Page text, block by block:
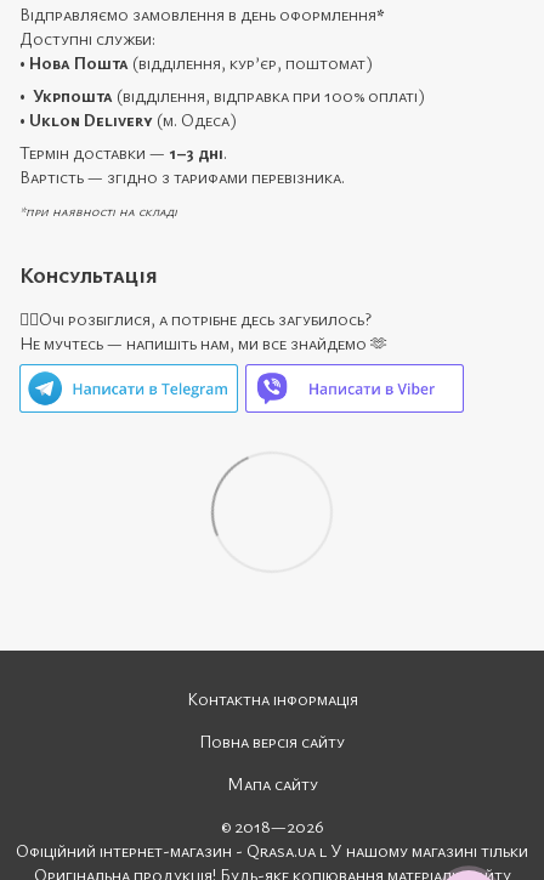
Відправляємо замовлення в день оформлення*
Доступні служби:
• Нова Пошта (відділення, кур’єр, поштомат)
• Укрпошта (відділення, відправка при 100% оплаті)
• Uklon Delivery (м. Одеса)
Термін доставки — 1–3 дні.
Вартість — згідно з тарифами перевізника.
*при наявності на складі
Консультація
🙋‍♀️Очі розбіглися, а потрібне десь загубилось?
Не мучтесь — напишіть нам, ми все знайдемо 🫶
Контактна інформація
Повна версія сайту
Мапа сайту
© 2018—2026
Офіційний інтернет-магазин - Qrasa.ua l У нашому магазині тільки
Оригінальна продукція! Будь-яке копіювання матеріалів сайту